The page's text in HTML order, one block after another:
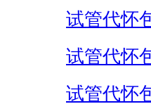
试管代怀
试管代怀
试管代怀